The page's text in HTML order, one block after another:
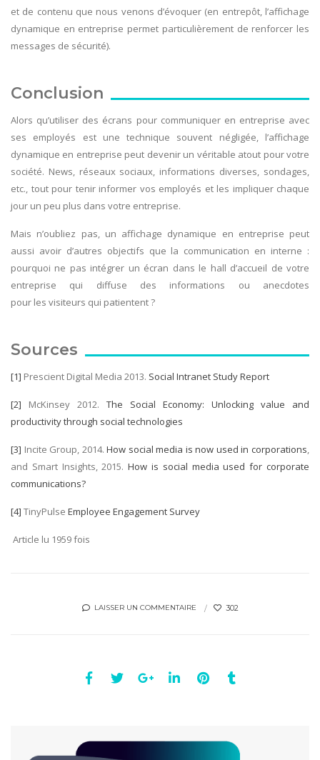
et de contenu que nous venons d’évoquer (en entrepôt, l’affichage
dynamique en entreprise permet particulièrement de renforcer les
messages de sécurité).
Conclusion
Alors qu’utiliser des écrans pour communiquer en entreprise avec
ses employés est une technique souvent négligée, l’affichage
dynamique en entreprise peut devenir un véritable atout pour votre
société. News, réseaux sociaux, informations diverses, sondages,
etc., tout pour tenir informer vos employés et les impliquer chaque
jour un peu plus dans votre entreprise.
Mais n’oubliez pas, un affichage dynamique en entreprise peut
aussi avoir d’autres objectifs que la communication en interne :
pourquoi ne pas intégrer un écran dans le hall d’accueil de votre
entreprise qui diffuse des informations ou anecdotes
pour les visiteurs qui patientent ?
Sources
[1] Prescient Digital Media 2013. Social Intranet Study Report
[2] McKinsey 2012. The Social Economy: Unlocking value and
productivity through social technologies
[3] Incite Group, 2014.How social media is now used in corporations
and Smart Insights, 2015.How is social media used for corporate
communications?
[4] TinyPulse Employee Engagement Survey
Article lu 1959 fois
LAISSER UN COMMENTAIRE 302